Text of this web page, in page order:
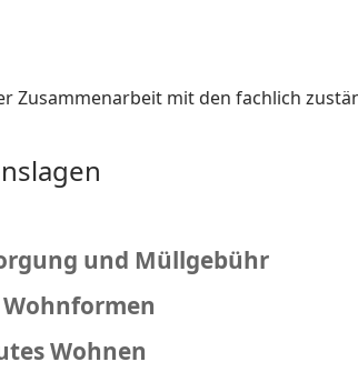
Zusammenarbeit mit den fachlich
und Müllgebühr
Wohnformen
Wohnen